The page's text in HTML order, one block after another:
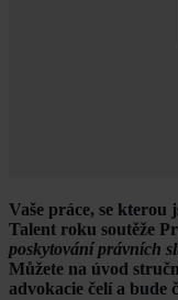
Vaše práce, se kterou
Talent roku soutěže
poskytování právních
Můžete na úvod
advokacie čelí a bude